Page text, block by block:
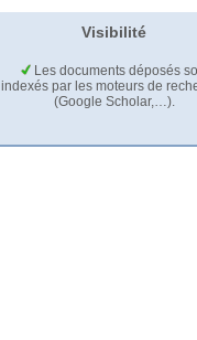
Visibilité
Les documents déposés
indexés par les moteurs de
(Google Scholar,…).